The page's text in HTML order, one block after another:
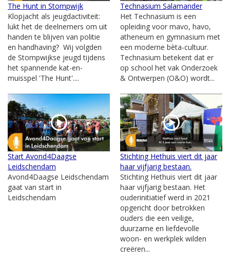
The Hunt in Stompwijk
Klopjacht als jeugdactiviteit:
lukt het de deelnemers om uit
handen te blijven van politie
en handhaving? Wij volgden
de Stompwijkse jeugd tijdens
het spannende kat-en-
muisspel 'The Hunt'....
Technasium Salamander
Het Technasium is een
opleiding voor mavo, havo,
atheneum en gymnasium met
een moderne bèta-cultuur.
Technasium betekent dat er
op school het vak Onderzoek
& Ontwerpen (O&O) wordt...
Start Avond4Daagse
Leidschendam
Avond4Daagse Leidschendam
gaat van start in
Leidschendam
Stichting Hethuis viert dit jaar
haar vijfjarig bestaan.
Stichting Hethuis viert dit jaar
haar vijfjarig bestaan. Het
ouderinitiatief werd in 2021
opgericht door betrokken
ouders die een veilige,
duurzame en liefdevolle
woon- en werkplek wilden
creëren...